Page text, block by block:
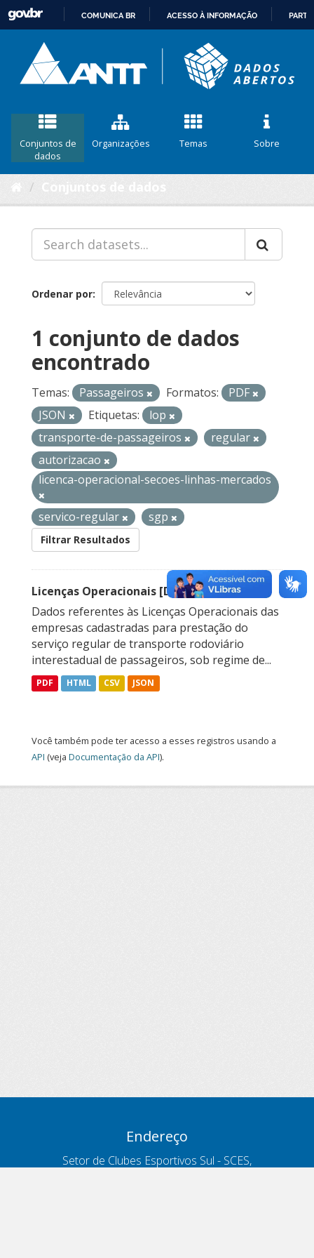
CONTEÚDO
COMUNICA BR ACESSO À INFORMAÇÃO
Conjuntos de
dados
Organizações Temas Sobre
Ordenar por
1 conjunto de dados
encontrado
Temas: Passageiros Formatos:
PDF
JSON
Etiquetas:
lop
transporte-de-passageiros
regular
autorizacao
licenca-operacional-secoes-linhas-mercados
servico-regular sgp
Filtrar Resultados
Licenças Operacionais [Descontinuado]
Dados referentes às Licenças Operacionais das
empresas cadastradas para prestação do
serviço regular de transporte rodoviário
interestadual de passageiros, sob regime de...
PDF HTML CSV JSON
Você também pode ter acesso a esses registros usando a
API (veja Documentação da API).
Endereço
Setor de Clubes Esportivos Sul - SCES,